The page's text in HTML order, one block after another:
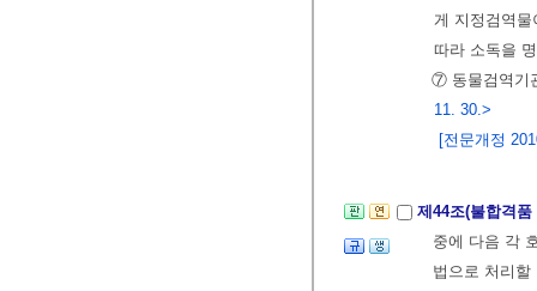
게 지정검역
따라 소독을
⑦ 동물검역기
11. 30.>
[전문개정
제44조(불합격
중에 다음 각
법으로 처리